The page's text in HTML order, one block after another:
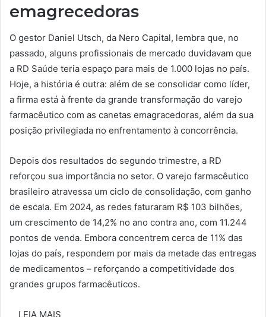
emagrecedoras
O gestor Daniel Utsch, da Nero Capital, lembra que, no
passado, alguns profissionais de mercado duvidavam que
a RD Saúde teria espaço para mais de 1.000 lojas no país.
Hoje, a história é outra: além de se consolidar como líder,
a firma está à frente da grande transformação do varejo
farmacêutico com as canetas emagracedoras, além da sua
posição privilegiada no enfrentamento à concorrência.
Depois dos resultados do segundo trimestre, a RD
reforçou sua importância no setor. O varejo farmacêutico
brasileiro atravessa um ciclo de consolidação, com ganho
de escala. Em 2024, as redes faturaram R$ 103 bilhões,
um crescimento de 14,2% no ano contra ano, com 11.244
pontos de venda. Embora concentrem cerca de 11% das
lojas do país, respondem por mais da metade das entregas
de medicamentos – reforçando a competitividade dos
grandes grupos farmacêuticos.
LEIA MAIS